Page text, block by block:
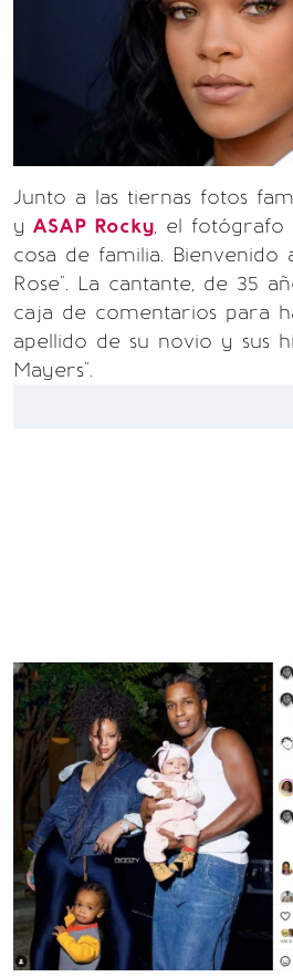
Junto a las tiernas fotos
y ASAP Rocky, el fotógrafo
cosa de familia. Bienvenido
Rose". La cantante, de 35
caja de comentarios para
apellido de su novio y sus
Mayers".